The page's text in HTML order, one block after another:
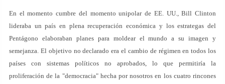
En el momento cumbre del momento unipolar de EE. UU., Bill Clinton
lideraba un país en plena recuperación económica y los estrategas del
Pentágono elaboraban planes para moldear el mundo a su imagen y
semejanza. El objetivo no declarado era el cambio de régimen en todos los
países con sistemas políticos no aprobados, lo que permitiría la
proliferación de la "democracia" hecha por nosotros en los cuatro rincones